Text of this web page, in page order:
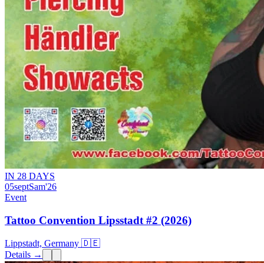
IN 28 DAYS
05septSam'26
Event
Tattoo Convention Lipsstadt #2 (2026)
Lippstadt, Germany 🇩🇪
Details →